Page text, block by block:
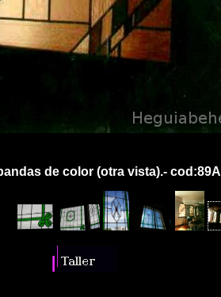
de color (otra vista).- cod:89A